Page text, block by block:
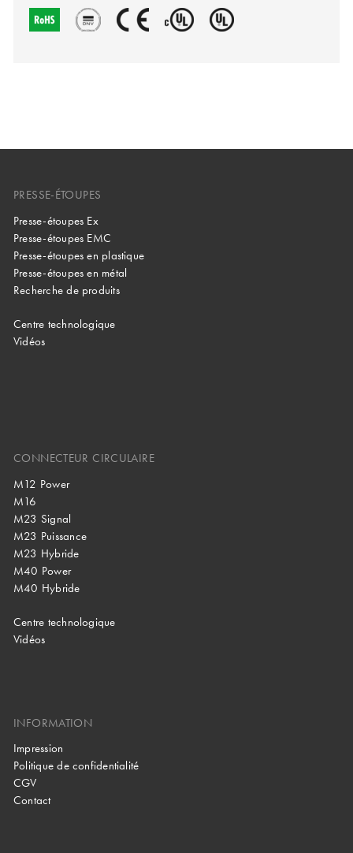
PRESSE-ÉTOUPES
Presse-étoupes Ex
Presse-étoupes EMC
Presse-étoupes en plastique
Presse-étoupes en métal
Recherche de produits
Centre technologique
Vidéos
CONNECTEUR CIRCULAIRE
M12 Power
M16
M23 Signal
M23 Puissance
M23 Hybride
M40 Power
M40 Hybride
Centre technologique
Vidéos
INFORMATION
Impression
Politique de confidentialité
CGV
Contact